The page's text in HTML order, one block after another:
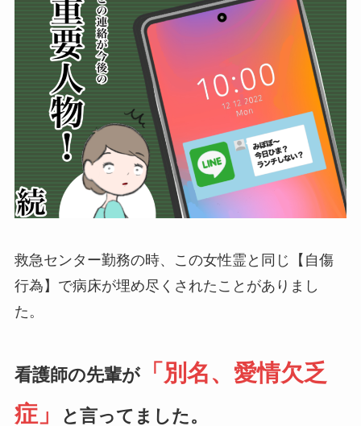
救急センター勤務の時、この女性霊と同じ【自傷
行為】で病床が埋め尽くされたことがありまし
た。
看護師の先輩が「別名、愛情欠乏
症」
と言ってました。